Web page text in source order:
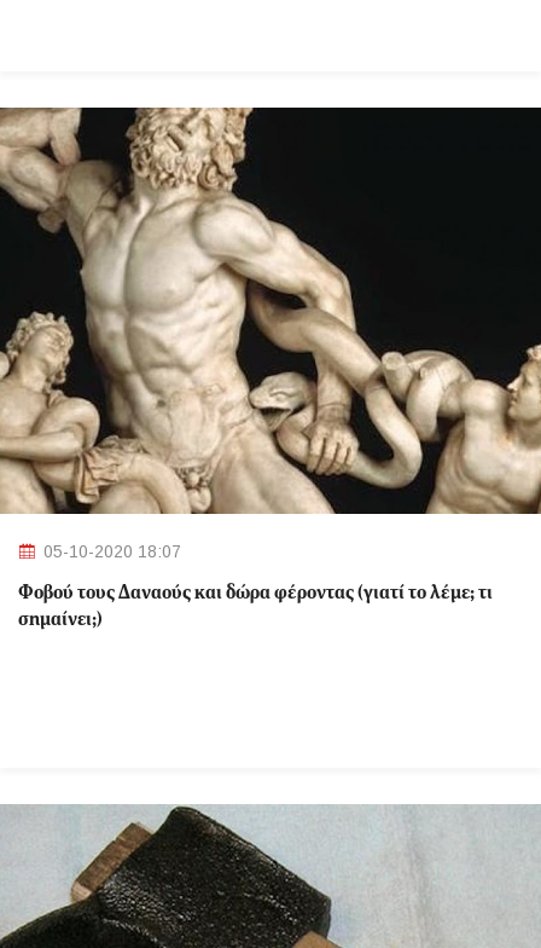
05-10-2020 18:07
Φοβού τους Δαναούς και δώρα φέροντας (γιατί το λέμε; τι
σημαίνει;)